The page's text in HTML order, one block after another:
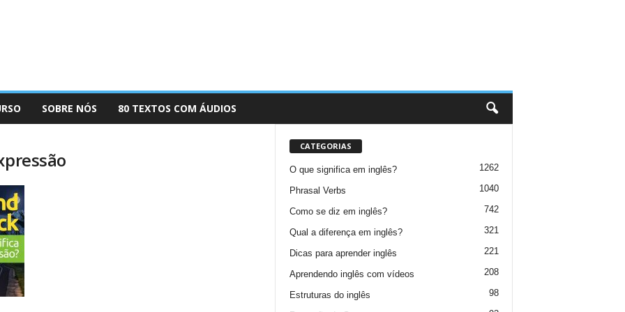
SOBRE NÓS 80 TEXTOS COM ÁUDIOS
CATEGORIAS
O que significa em inglês? 1262
Phrasal Verbs 1040
Como se diz em inglês? 742
Qual a diferença em inglês? 321
Dicas para aprender inglês 221
Aprendendo inglês com vídeos 208
Estruturas do inglês 98